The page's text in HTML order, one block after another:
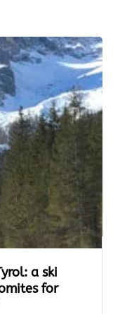
a ski
for